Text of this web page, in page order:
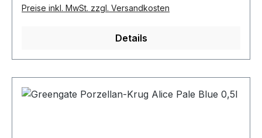
Preise inkl. MwSt. zzgl. Versandkosten
Details